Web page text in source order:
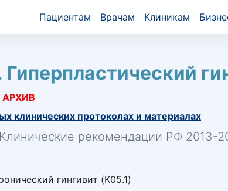
Пациентам Врачам Клиникам
Гиперпластический
клинических протоколах и материалах
рекомендации РФ 2013-
гингивит (K05.1)